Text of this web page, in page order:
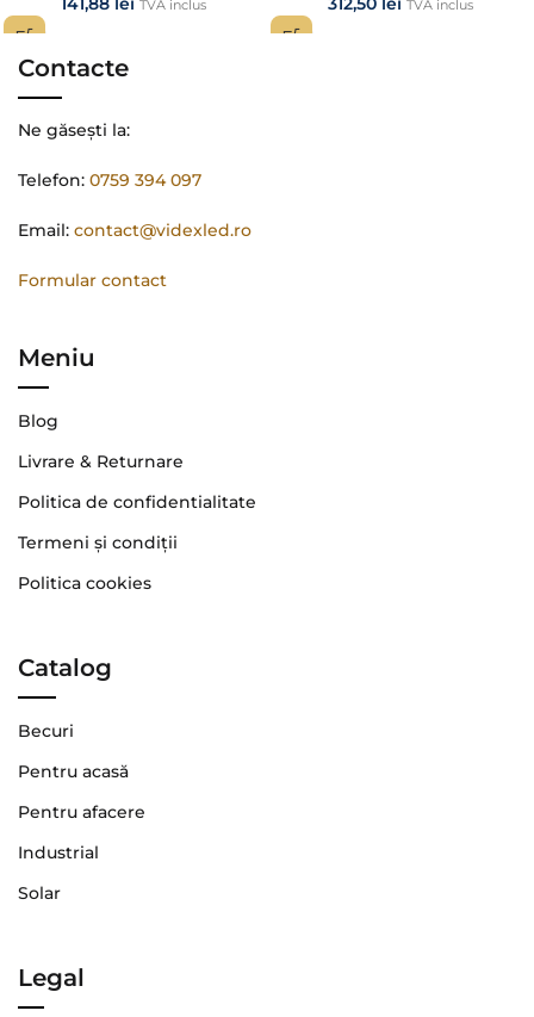
TVA inclus TVA inclus
Contacte
Ne găsești la:
Telefon: 0759 394 097
Email: contact@videxled.ro
Formular contact
Meniu
Blog
Livrare & Returnare
Politica de confidentialitate
Termeni şi condiţii
Politica cookies
Catalog
Becuri
Pentru acasă
Pentru afacere
Industrial
Solar
Legal